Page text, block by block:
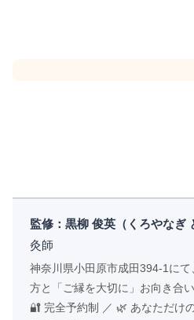
監修：黒柳 俊英（くろやなぎ
灸師
神奈川県小田原市成田394-1に
方と「ご縁を大切に」お向き合い
🔐 完全予約制 ／ 🌿 あなただけ